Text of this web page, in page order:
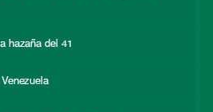
hazaña del 41